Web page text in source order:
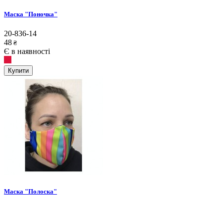
Маска "Поночка"
20-836-14
48 ₴
Є в наявності
Купити
Маска "Полоска"